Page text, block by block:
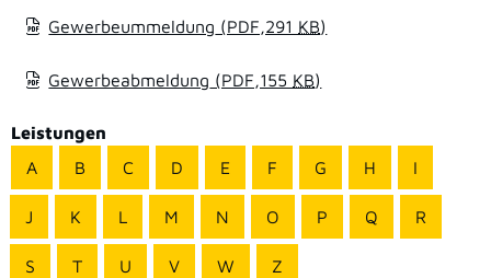
Gewerbeummeldung (PDF,291 KB)
Gewerbeabmeldung (PDF,155 KB)
Leistungen
A
B C D E F G H I
J K L M N O P Q R
S T U V W Z